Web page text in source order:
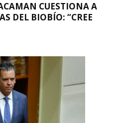
CUESTIONA A
DEL BIOBÍO: “CREE